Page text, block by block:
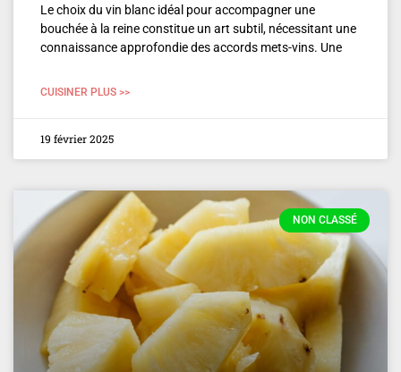
Le choix du vin blanc idéal pour accompagner une
bouchée à la reine constitue un art subtil, nécessitant une
connaissance approfondie des accords mets-vins. Une
CUISINER PLUS >>
19 février 2025
NON CLASSÉ